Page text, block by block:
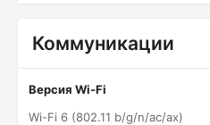
Коммуникации
Версия Wi-Fi
Wi-Fi 6 (802.11 b/g/n/ac/ax)